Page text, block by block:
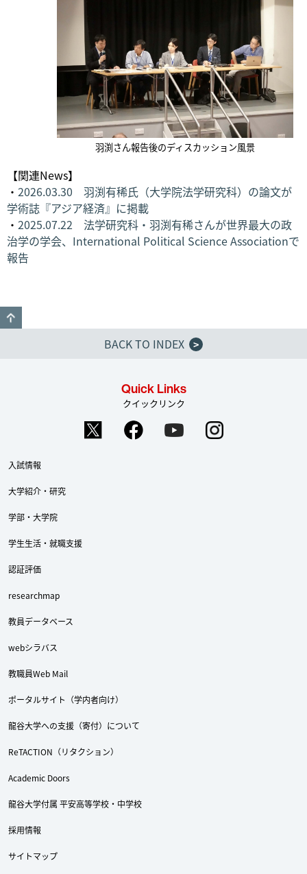
羽渕さん報告後のディスカッション風景
【関連News】
・ 2026.03.30 羽渕有稀氏（大学院法学研究科）の論文が
学術誌『アジア経済』に掲載
・ 2025.07.22 法学研究科・羽渕有稀さんが世界最大の政
治学の学会、International Political Science Associationで
報告
BACK TO INDEX
>
Quick Links
クイックリンク
入試情報
大学紹介・研究
学部・大学院
学生生活・就職支援
認証評価
researchmap
教員データベース
webシラバス
教職員Web Mail
ポータルサイト（学内者向け）
龍谷大学への支援（寄付）について
ReTACTION（リタクション）
Academic Doors
龍谷大学付属 平安高等学校・中学校
採用情報
サイトマップ